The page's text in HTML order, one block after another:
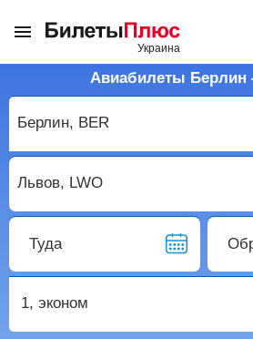
Авиабилеты
Туда
1, эконом